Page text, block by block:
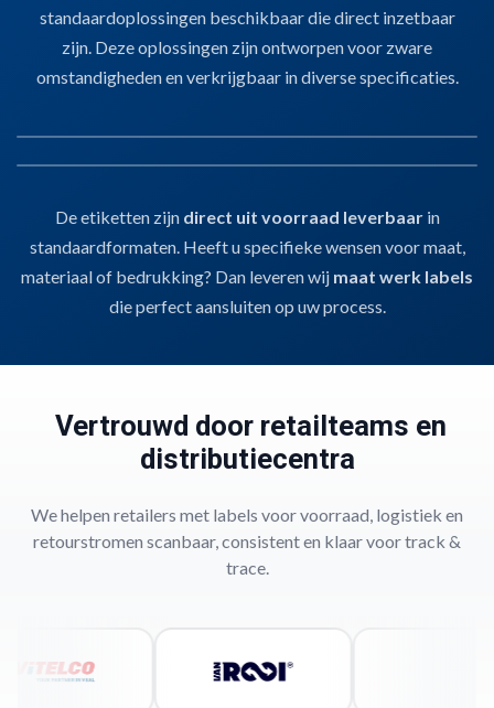
standaardoplossingen beschikbaar die direct inzetbaar
zijn. Deze oplossingen zijn ontworpen voor zware
omstandigheden en verkrijgbaar in diverse specificaties.
01
SLEUFETIKETTEN
Sleufetiketten
Voor het labelen van kratten, karren of E2-dragers.Stevig, zonder lijm,
Bedrukbaar met thermotransferprinters
barcodes, batchcodes en procesinformatie.
02
Labels en Etiketten
Voor pallets, verpakkingen of dozen. Thermotransfergeschikt , geschikt
voor barcodes, houdbaarheidsdata of productinfo. Snel te verwerken,
handmatig of automatisch.
De etiketten zijn direct uit voorraad leverbaarin
standaardformaten. Heeft u specifieke wensen voor maat,
materiaal of bedrukking? Dan leveren wij maat werk labels
die perfect aansluiten op uw process.
Vertrouwd door retailteams en
distributiecentra
We helpen retailers met labels voor voorraad, logistiek en
retourstromen scanbaar, consistent en klaar voor track &
trace.